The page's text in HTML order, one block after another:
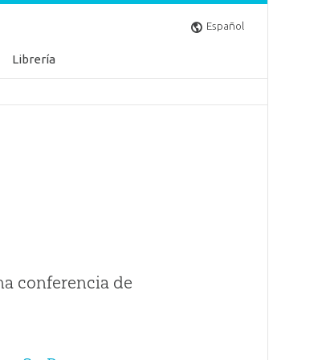
Español
Librería
conferencia de